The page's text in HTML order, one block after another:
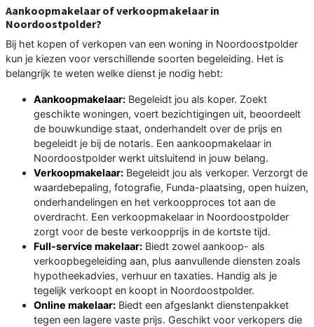
Aankoopmakelaar of verkoopmakelaar in
Noordoostpolder?
Bij het kopen of verkopen van een woning in Noordoostpolder
kun je kiezen voor verschillende soorten begeleiding. Het is
belangrijk te weten welke dienst je nodig hebt:
Aankoopmakelaar: Begeleidt jou als koper. Zoekt
geschikte woningen, voert bezichtigingen uit, beoordeelt
de bouwkundige staat, onderhandelt over de prijs en
begeleidt je bij de notaris. Een aankoopmakelaar in
Noordoostpolder werkt uitsluitend in jouw belang.
Verkoopmakelaar: Begeleidt jou als verkoper. Verzorgt de
waardebepaling, fotografie, Funda-plaatsing, open huizen,
onderhandelingen en het verkoopproces tot aan de
overdracht. Een verkoopmakelaar in Noordoostpolder
zorgt voor de beste verkoopprijs in de kortste tijd.
Full-service makelaar: Biedt zowel aankoop- als
verkoopbegeleiding aan, plus aanvullende diensten zoals
hypotheekadvies, verhuur en taxaties. Handig als je
tegelijk verkoopt en koopt in Noordoostpolder.
Online makelaar: Biedt een afgeslankt dienstenpakket
tegen een lagere vaste prijs. Geschikt voor verkopers die